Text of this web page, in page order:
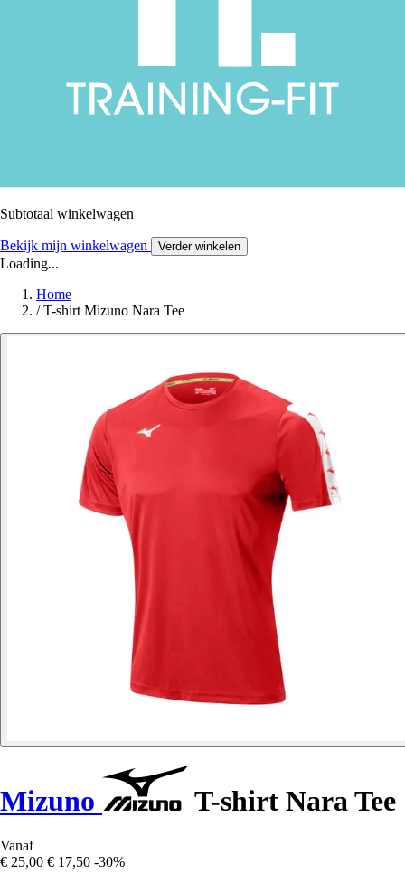
Subtotaal winkelwagen
Bekijk mijn winkelwagen Verder winkelen
Loading...
Home
/ T-shirt Mizuno Nara Tee
Mizuno T-shirt Nara Tee
Vanaf
€ 25,00 € 17,50 -30%